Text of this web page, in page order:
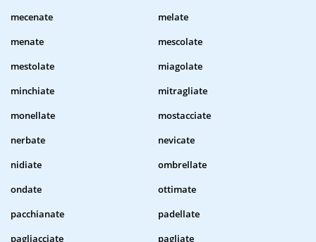
mecenate
melate
menate
mescolate
mestolate
miagolate
minchiate
mitragliate
monellate
mostacciate
nerbate
nevicate
nidiate
ombrellate
ondate
ottimate
pacchianate
padellate
pagliacciate
pagliate